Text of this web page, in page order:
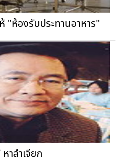
"ห้องรับประทานอาหาร"
าลำเจียก